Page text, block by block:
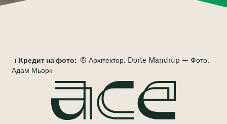
Кредит на фото: © Архітектор: Dorte Mandrup — Фото:
Адам Мьорк